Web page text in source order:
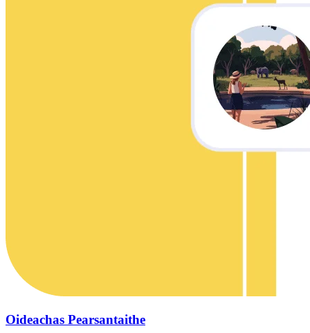
Oideachas Pearsantaithe